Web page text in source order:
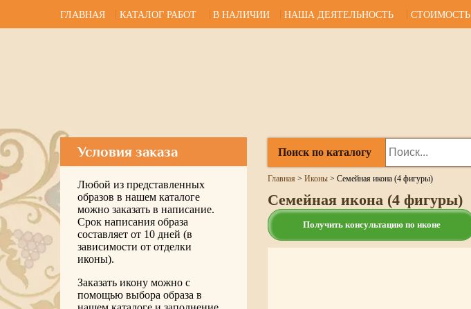
ГЛАВНАЯ КАТАЛОГ РАБОТ В НАЛИЧИИ НАША ДЕЯТЕЛЬНОСТЬ СТОИМОСТЬ
Условия заказа
Любой из представленных
образов в нашем каталоге
можно заказать в написание.
Срок написания образа
составляет от 10 дней (в
зависимости от отделки
иконы).
Заказать икону можно с
помощью выбора образа в
Поиск по каталогу
Главная > Иконы > Семейная икона (4 фигуры)
Семейная икона (4 фигуры)
Получить консультацию по иконе